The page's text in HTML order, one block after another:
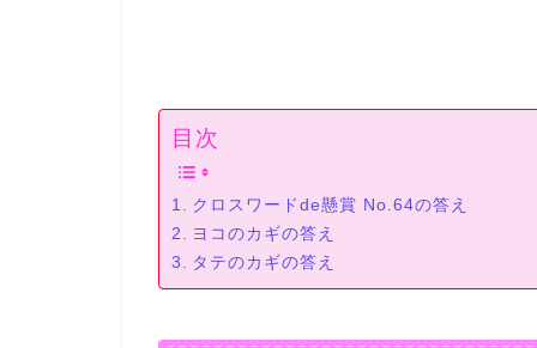
目次
クロスワードde懸賞 No.64の答え
ヨコのカギの答え
タテのカギの答え